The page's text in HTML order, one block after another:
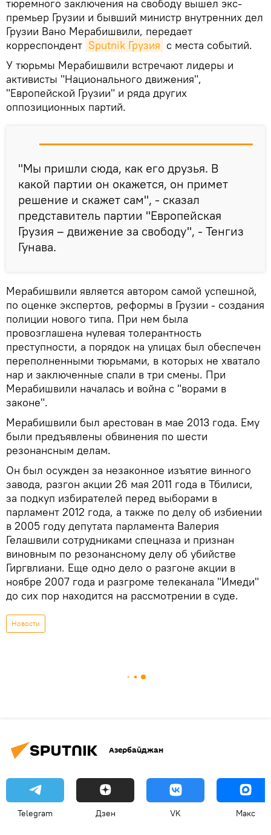
тюремного заключения на свободу вышел экс-
премьер Грузии и бывший министр внутренних дел
Грузии Вано Мерабишвили, передает
корреспондент Sputnik Грузия с места событий.
У тюрьмы Мерабишвили встречают лидеры и
активисты "Национального движения",
"Европейской Грузии" и ряда других
оппозиционных партий.
"Мы пришли сюда, как его друзья. В
какой партии он окажется, он примет
решение и скажет сам", - сказал
представитель партии "Европейская
Грузия – движение за свободу", - Тенгиз
Гунава.
Мерабишвили является автором самой успешной,
по оценке экспертов, реформы в Грузии - создания
полиции нового типа. При нем была
провозглашена нулевая толерантность
преступности, а порядок на улицах был обеспечен
переполненными тюрьмами, в которых не хватало
нар и заключенные спали в три смены. При
Мерабишвили началась и война с "ворами в
законе".
Мерабишвили был арестован в мае 2013 года. Ему
были предъявлены обвинения по шести
резонансным делам.
Он был осужден за незаконное изъятие винного
завода, разгон акции 26 мая 2011 года в Тбилиси,
за подкуп избирателей перед выборами в
парламент 2012 года, а также по делу об избиении
в 2005 году депутата парламента Валерия
Гелашвили сотрудниками спецназа и признан
виновным по резонансному делу об убийстве
Гиргвлиани. Еще одно дело о разгоне акции в
ноябре 2007 года и разгроме телеканала "Имеди"
до сих пор находится на рассмотрении в суде.
Новости
Азербайджан
Telegram Дзен VK Макс